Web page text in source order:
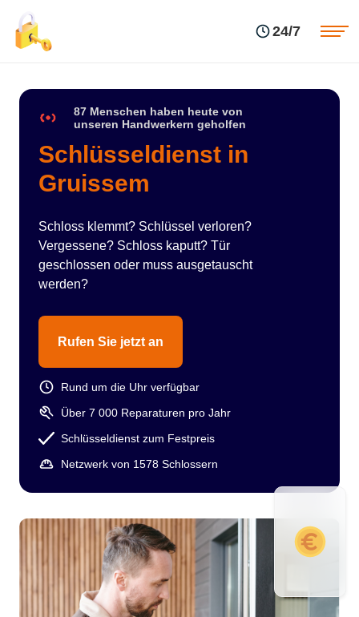
24/7
87 Menschen haben heute von
unseren Handwerkern geholfen
Schlüsseldienst in
Gruissem
Schloss klemmt? Schlüssel verloren?
Vergessene? Schloss kaputt? Tür
geschlossen oder muss ausgetauscht
werden?
Rufen Sie jetzt an
Rund um die Uhr verfügbar
Über 7 000 Reparaturen pro Jahr
Schlüsseldienst zum Festpreis
Netzwerk von 1578 Schlossern